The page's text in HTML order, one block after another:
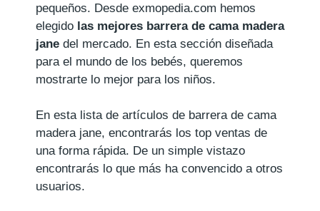
pequeños. Desde exmopedia.com hemos
elegido las mejores barrera de cama madera
jane del mercado. En esta sección diseñada
para el mundo de los bebés, queremos
mostrarte lo mejor para los niños.
En esta lista de artículos de barrera de cama
madera jane, encontrarás los top ventas de
una forma rápida. De un simple vistazo
encontrarás lo que más ha convencido a otros
usuarios.